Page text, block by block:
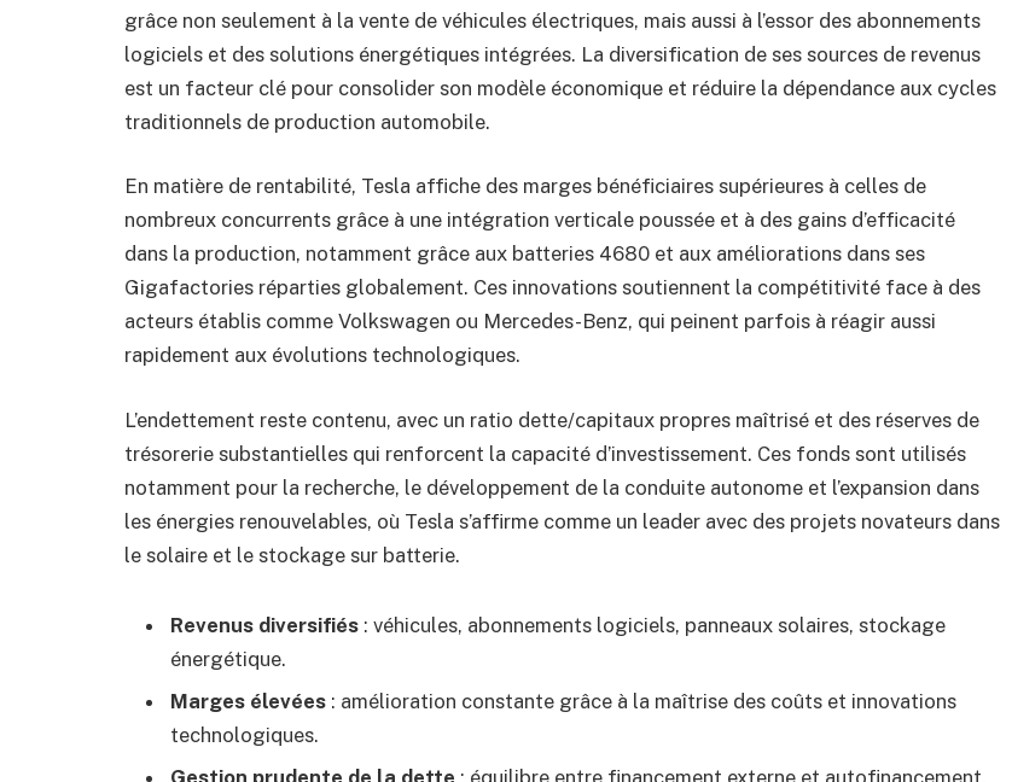
grâce non seulement à la vente de véhicules électriques, mais aussi à l’essor des abonnements
logiciels et des solutions énergétiques intégrées. La diversification de ses sources de revenus
est un facteur clé pour consolider son modèle économique et réduire la dépendance aux cycles
traditionnels de production automobile.
En matière de rentabilité, Tesla affiche des marges bénéficiaires supérieures à celles de
nombreux concurrents grâce à une intégration verticale poussée et à des gains d’efficacité
dans la production, notamment grâce aux batteries 4680 et aux améliorations dans ses
Gigafactories réparties globalement. Ces innovations soutiennent la compétitivité face à des
acteurs établis comme Volkswagen ou Mercedes-Benz, qui peinent parfois à réagir aussi
rapidement aux évolutions technologiques.
L’endettement reste contenu, avec un ratio dette/capitaux propres maîtrisé et des réserves de
trésorerie substantielles qui renforcent la capacité d’investissement. Ces fonds sont utilisés
notamment pour la recherche, le développement de la conduite autonome et l’expansion dans
les énergies renouvelables, où Tesla s’affirme comme un leader avec des projets novateurs dans
le solaire et le stockage sur batterie.
Revenus diversifiés : véhicules, abonnements logiciels, panneaux solaires, stockage
énergétique.
Marges élevées : amélioration constante grâce à la maîtrise des coûts et innovations
technologiques.